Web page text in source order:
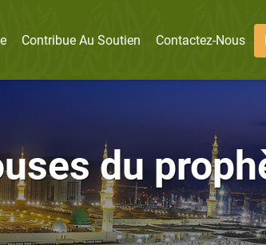
Contribue Au Soutien Contactez-Nous
du